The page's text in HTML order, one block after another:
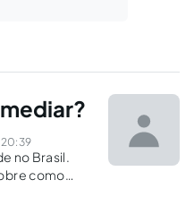
20:39
no Brasil.
como